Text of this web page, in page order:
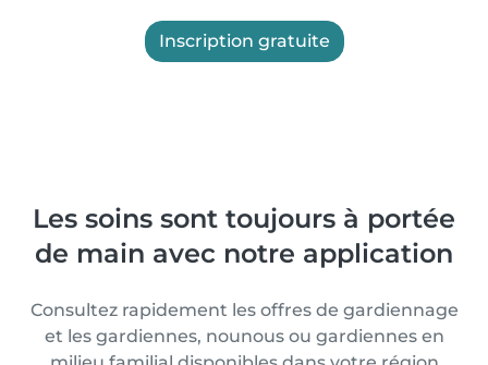
Inscription gratuite
Les soins sont toujours à portée
de main avec notre application
Consultez rapidement les offres de gardiennage
et les gardiennes, nounous ou gardiennes en